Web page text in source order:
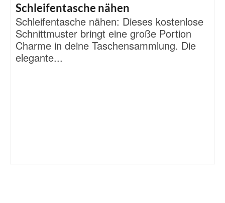
Schleifentasche nähen
Schleifentasche nähen: Dieses kostenlose
Schnittmuster bringt eine große Portion
Charme in deine Taschensammlung. Die
elegante...